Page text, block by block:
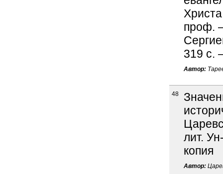
проф.
319 с.
Автор:
48
лит.
копия
Автор: